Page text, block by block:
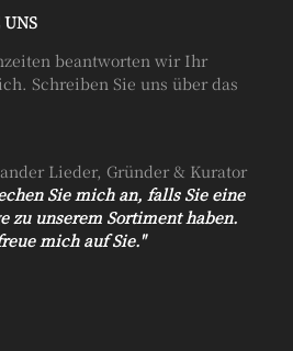
beantworten wir Ihr
Schreiben Sie uns über das
Lieder, Gründer & Kurator
Sie mich an, falls Sie eine
zu unserem Sortiment haben.
mich auf Sie.